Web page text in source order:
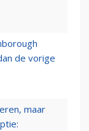
de vorige
maar